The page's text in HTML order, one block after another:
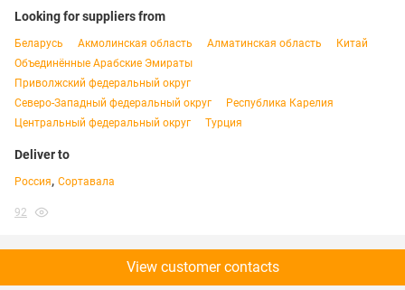
Looking for suppliers from
Беларусь Акмолинская область Алматинская область
Китай
Объединённые Арабские Эмираты
Приволжский федеральный округ
Северо-Западный федеральный округ
Республика Карелия
Центральный федеральный округ
Турция
Deliver to
Россия, Сортавала
92
View customer contacts